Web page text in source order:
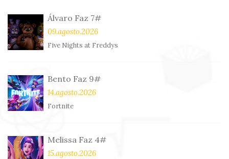
Álvaro Faz 7#
09.agosto.2026
Five Nights at Freddys
Bento Faz 9#
14.agosto.2026
Fortnite
Melissa Faz 4#
15.agosto.2026